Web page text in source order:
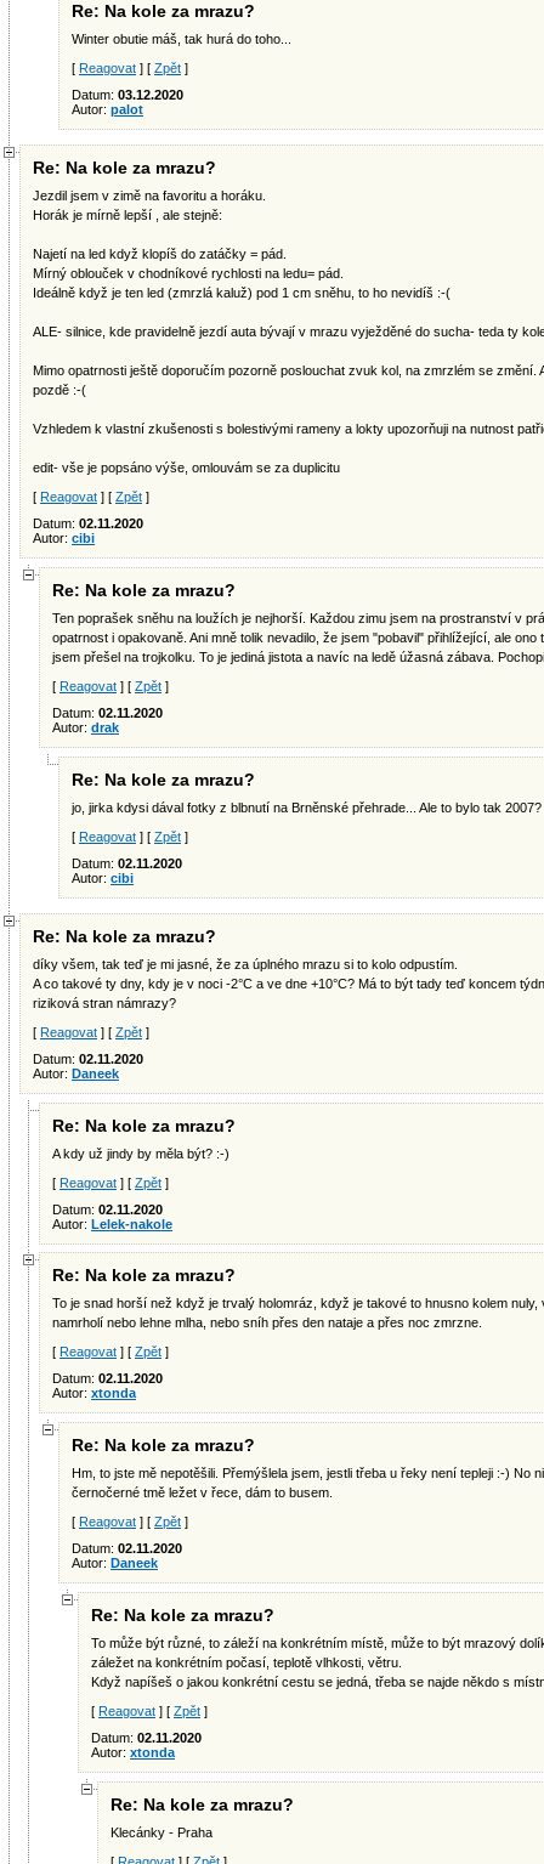
Re: Na kole za mrazu?
Winter obutie máš, tak hurá do toho...
[ Reagovat ] [ Zpět ]
Datum: 03.12.2020
Autor: palot
Re: Na kole za mrazu?
Jezdil jsem v zimě na favoritu a horáku.
Horák je mírně lepší , ale stejně:
Najetí na led když klopíš do zatáčky = pád.
Mírný oblouček v chodníkové rychlosti na ledu= pád.
Ideálně když je ten led (zmrzlá kaluž) pod 1 cm sněhu, to ho nevidíš :-(
ALE- silnice, kde pravidelně jezdí auta bývají v mrazu vyježděné do sucha- teda ty
Mimo opatrnosti ještě doporučím pozorně poslouchat zvuk kol, na zmrzlém se změní.
pozdě :-(
Vzhledem k vlastní zkušenosti s bolestivými rameny a lokty upozorňuji na nutnost
edit- vše je popsáno výše, omlouvám se za duplicitu
[ Reagovat ] [ Zpět ]
Datum: 02.11.2020
Autor: cibi
Re: Na kole za mrazu?
Ten poprašek sněhu na loužích je nejhorší. Každou zimu jsem na prostranství v
opatrnost i opakovaně. Ani mně tolik nevadilo, že jsem "pobavil" přihlížející, ale
jsem přešel na trojkolku. To je jediná jistota a navíc na ledě úžasná zábava.
[ Reagovat ] [ Zpět ]
Datum: 02.11.2020
Autor: drak
Re: Na kole za mrazu?
jo, jirka kdysi dával fotky z blbnutí na Brněnské přehrade... Ale to bylo tak 2007?
[ Reagovat ] [ Zpět ]
Datum: 02.11.2020
Autor: cibi
Re: Na kole za mrazu?
díky všem, tak teď je mi jasné, že za úplného mrazu si to kolo odpustím.
A co takové ty dny, kdy je v noci -2°C a ve dne +10°C? Má to být tady teď koncem
riziková stran námrazy?
[ Reagovat ] [ Zpět ]
Datum: 02.11.2020
Autor: Daneek
Re: Na kole za mrazu?
A kdy už jindy by měla být? :-)
[ Reagovat ] [ Zpět ]
Datum: 02.11.2020
Autor: Lelek-nakole
Re: Na kole za mrazu?
To je snad horší než když je trvalý holomráz, když je takové to hnusno kolem
namrholí nebo lehne mlha, nebo sníh přes den nataje a přes noc zmrzne.
[ Reagovat ] [ Zpět ]
Datum: 02.11.2020
Autor: xtonda
Re: Na kole za mrazu?
Hm, to jste mě nepotěšili. Přemýšlela jsem, jestli třeba u řeky není tepleji :-) No
černočerné tmě ležet v řece, dám to busem.
[ Reagovat ] [ Zpět ]
Datum: 02.11.2020
Autor: Daneek
Re: Na kole za mrazu?
To může být různé, to záleží na konkrétním místě, může to být mrazový
záležet na konkrétním počasí, teplotě vlhkosti, větru.
Když napíšeš o jakou konkrétní cestu se jedná, třeba se najde někdo s
[ Reagovat ] [ Zpět ]
Datum: 02.11.2020
Autor: xtonda
Re: Na kole za mrazu?
Klecánky - Praha